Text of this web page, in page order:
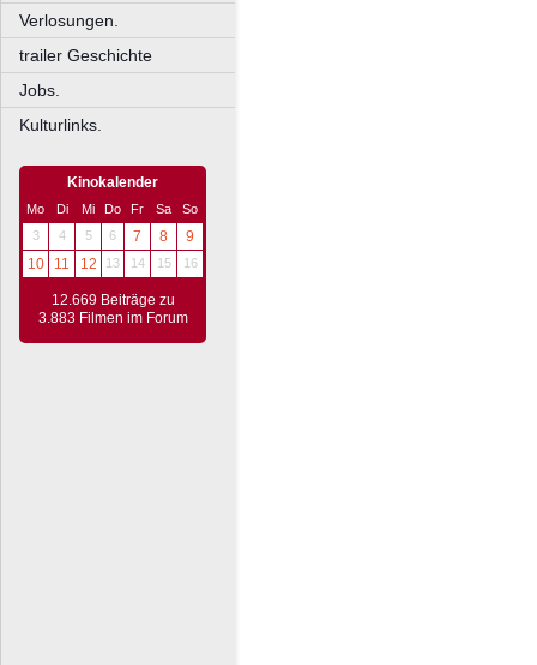
Verlosungen.
trailer Geschichte
Jobs.
Kulturlinks.
Kinokalender
Mo Di Mi Do Fr Sa
So
3
4 5 6 7 8
9
10
11 12 13 14 15 16
12.669 Beiträge zu
3.883 Filmen im Forum